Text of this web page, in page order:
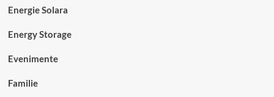
Energie Solara
Energy Storage
Evenimente
Familie